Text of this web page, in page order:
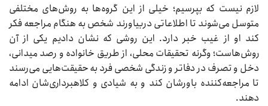
لازم نیست که بپرسیم؛ خیلی از این گروه‌ها به روش‌های مختلفی
متوسل می‌شوند تا اطلاعاتی دربیاورند شخص به هنگام مراجعه فکر
کند او از غیب خبر دارد. این روشی که نشان دادیم یکی از آن
روش‌هاست؛ وگرنه تحقیقات محلی، از طریق خانواده و رصد میدانی،
دخل و تصرف در دفاتر و زندگی شخصی فرد به حقیقت‌هایی می‌رسند
تا مراجعه‌کننده باورشان کند و به شیادی و کلاهبرداری‌شان ادامه
دهند.